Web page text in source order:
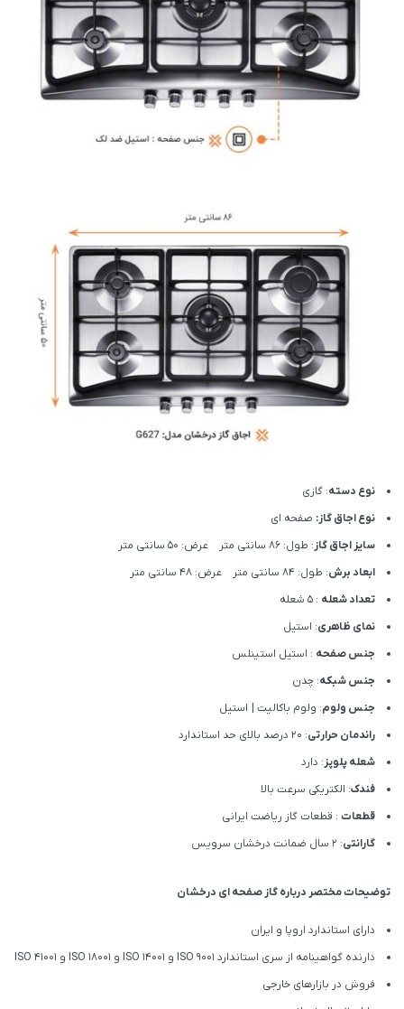
نوع دسته: گازی
نوع اجاق گاز: صفحه ای
سایز اجاق گاز: طول: 86 سانتی متر عرض: 50 سانتی متر
ابعاد برش: طول: 84 سانتی متر عرض: 48 سانتی متر
تعداد شعله : 5 شعله
نمای ظاهری: استیل
جنس صفحه : استیل استینلس
جنس شبکه: چدن
جنس ولوم: ولوم باکالیت | استیل
راندمان حرارتی: 20 درصد بالای حد استاندارد
شعله پلوپز: دارد
فندک: الکتریکی سرعت بالا
قطعات : قطعات گاز ریاضت ایرانی
گارانتی: 2 سال ضمانت درخشان سرویس
توضیحات مختصر درباره گاز صفحه ای درخشان
دارای استاندارد اروپا و ایران
دارنده گواهینامه از سری استاندارد ISO 9001 و ISO 14001 و ISO 18001 و ISO 41001
فروش در بازارهای خارجی